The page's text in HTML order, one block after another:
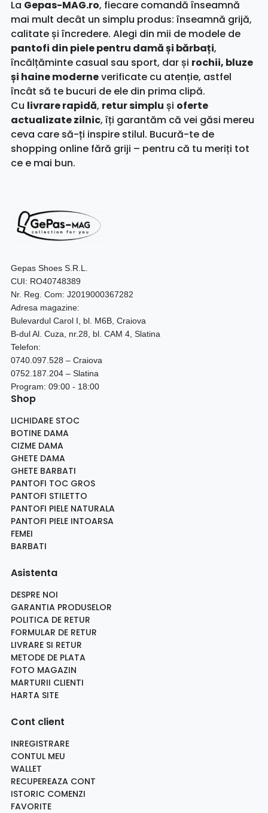
La Gepas-MAG.ro, fiecare comandă înseamnă
mai mult decât un simplu produs: înseamnă grijă,
calitate și încredere. Alegi din mii de modele de
pantofi din piele pentru damă și bărbați,
încălțăminte casual sau sport, dar și rochii, bluze
și haine moderneverificate cu atenție, astfel
încât să te bucuri de ele din prima clipă.
Cu livrare rapidă, retur simplu și oferte
actualizate zilnic, îți garantăm că vei găsi mereu
ceva care să-ți inspire stilul. Bucură-te de
shopping online fără griji – pentru că tu meriți tot
ce e mai bun.
Gepas Shoes S.R.L.
CUI: RO40748389
Nr. Reg. Com: J2019000367282
Adresa magazine:
Bulevardul Carol I, bl. M6B, Craiova
B-dul Al. Cuza, nr.28, bl. CAM 4, Slatina
Telefon:
0740.097.528 – Craiova
0752.187.204 – Slatina
Program: 09:00 - 18:00
Shop
LICHIDARE STOC
BOTINE DAMA
CIZME DAMA
GHETE DAMA
GHETE BARBATI
PANTOFI TOC GROS
PANTOFI STILETTO
PANTOFI PIELE NATURALA
PANTOFI PIELE INTOARSA
FEMEI
BARBATI
Asistenta
DESPRE NOI
GARANTIA PRODUSELOR
POLITICA DE RETUR
FORMULAR DE RETUR
LIVRARE SI RETUR
METODE DE PLATA
FOTO MAGAZIN
MARTURII CLIENTI
HARTA SITE
Cont client
INREGISTRARE
CONTUL MEU
WALLET
RECUPEREAZA CONT
ISTORIC COMENZI
FAVORITE